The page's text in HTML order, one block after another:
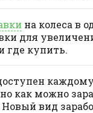
на колеса в
для
где купить.
как можно
вид